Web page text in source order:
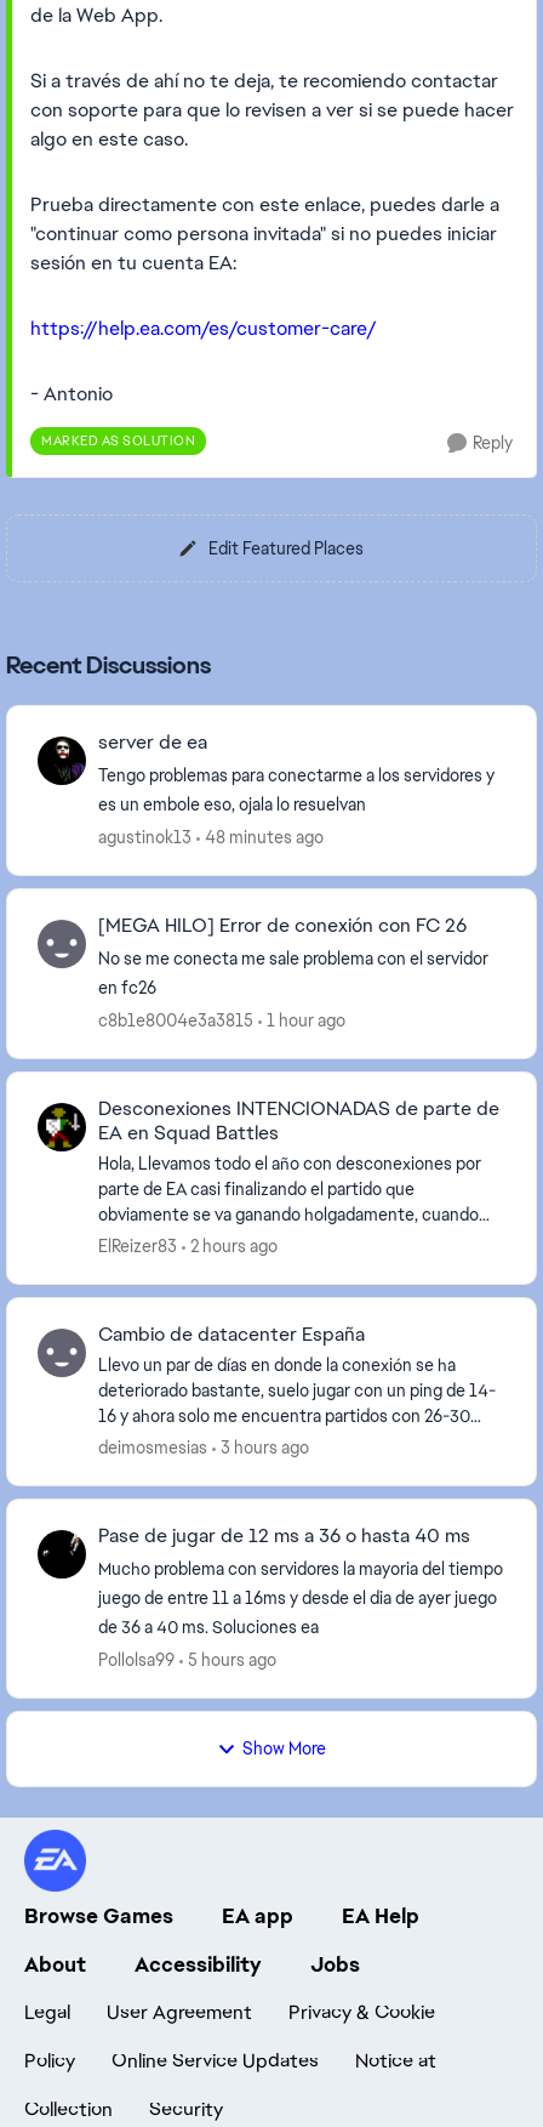
de la Web App.
Si a través de ahí no te deja, te recomiendo contactar
con soporte para que lo revisen a ver si se puede hacer
algo en este caso.
Prueba directamente con este enlace, puedes darle a
"continuar como persona invitada" si no puedes iniciar
sesión en tu cuenta EA:
https://help.ea.com/es/customer-care/
- Antonio
MARKED AS SOLUTION Reply
Edit Featured Places
Recent Discussions
server de ea
Tengo problemas para conectarme a los servidores y
es un embole eso, ojala lo resuelvan
agustinok13
48 minutes ago
[MEGA HILO] Error de conexión con FC 26
No se me conecta me sale problema con el servidor
en fc26
c8b1e8004e3a3815
1 hour ago
Desconexiones INTENCIONADAS de parte de
EA en Squad Battles
Hola, Llevamos todo el año con desconexiones por
parte de EA casi finalizando el partido que
obviamente se va ganando holgadamente, cuando
llega el minuto 78/85 misteriosamente EA te tira
ElReizer83 2 hours ago
Cambio de datacenter España
Llevo un par de días en donde la conexión se ha
deteriorado bastante, suelo jugar con un ping de 14-
16 y ahora solo me encuentra partidos con 26-30
ping, he comprobado mi conexión en otros juegos y
deimosmesias 3 hours ago
Pase de jugar de 12 ms a 36 o hasta 40 ms
Mucho problema con servidores la mayoria del tiempo
juego de entre 11 a 16ms y desde el dia de ayer juego
de 36 a 40 ms. Soluciones ea
Pollolsa99
5 hours ago
Show More
Browse Games EA app
EA Help
About
Accessibility Jobs
Legal User Agreement
Privacy & Cookie
Policy
Online Service Updates
Notice at
Collection
Security